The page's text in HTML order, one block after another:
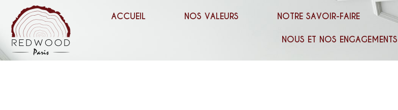
ACCUEIL NOS VALEURS NOTRE SAVOIR-FAIRE
NOUS ET NOS ENGAGEMENTS